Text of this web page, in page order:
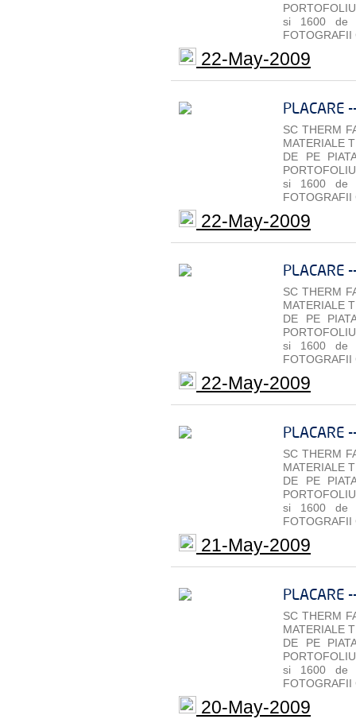
si 1600 de
FOTOGRAFII
22-May-2009
PLACARE
SC THERM
MATERIALE
DE PE
si 1600 de
FOTOGRAFII
22-May-2009
PLACARE
SC THERM
MATERIALE
DE PE
si 1600 de
FOTOGRAFII
22-May-2009
PLACARE
SC THERM
MATERIALE
DE PE
si 1600 de
FOTOGRAFII
21-May-2009
PLACARE
SC THERM
MATERIALE
DE PE
si 1600 de
FOTOGRAFII
20-May-2009